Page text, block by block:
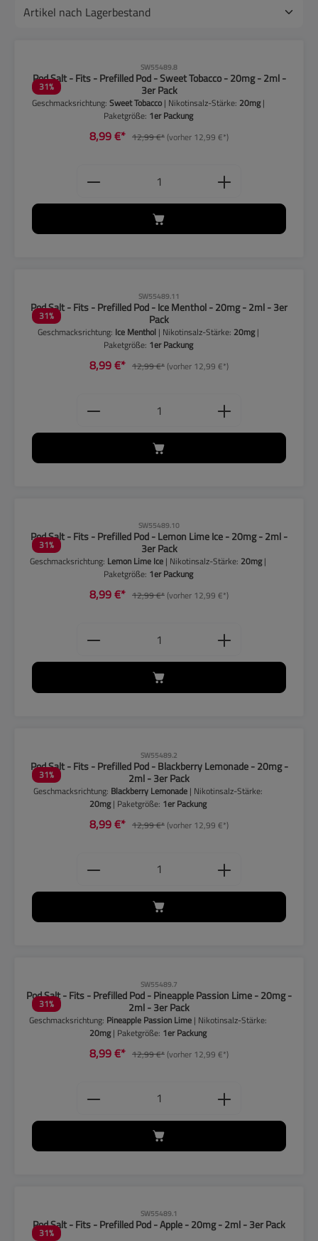
31%
SW55489.8
Pod Salt - Fits - Prefilled Pod - Sweet Tobacco - 20mg - 2ml -
3er Pack
Geschmacksrichtung: Sweet Tobacco | Nikotinsalz-Stärke: 20mg|
Paketgröße: 1er Packung
8,99 €* 12,99 €*(vorher 12,99 €*)
Produkt Anzahl: Gib den
31%
SW55489.11
Pod Salt - Fits - Prefilled Pod - Ice Menthol - 20mg - 2ml - 3er
Pack
Geschmacksrichtung: Ice Menthol | Nikotinsalz-Stärke: 20mg|
Paketgröße: 1er Packung
8,99 €* 12,99 €*(vorher 12,99 €*)
Produkt Anzahl: Gib den
31%
SW55489.10
Pod Salt - Fits - Prefilled Pod - Lemon Lime Ice - 20mg - 2ml -
3er Pack
Geschmacksrichtung: Lemon Lime Ice | Nikotinsalz-Stärke: 20mg|
Paketgröße: 1er Packung
8,99 €* 12,99 €*(vorher 12,99 €*)
Produkt Anzahl: Gib den
31%
SW55489.2
Pod Salt - Fits - Prefilled Pod - Blackberry Lemonade - 20mg -
2ml - 3er Pack
Geschmacksrichtung: Blackberry Lemonade | Nikotinsalz-Stärke:
20mg| Paketgröße: 1er Packung
8,99 €* 12,99 €*(vorher 12,99 €*)
Produkt Anzahl: Gib den
31%
SW55489.7
Pod Salt - Fits - Prefilled Pod - Pineapple Passion Lime - 20mg -
2ml - 3er Pack
Geschmacksrichtung: Pineapple Passion Lime | Nikotinsalz-Stärke:
20mg| Paketgröße: 1er Packung
8,99 €* 12,99 €*(vorher 12,99 €*)
Produkt Anzahl: Gib den
31%
SW55489.1
Pod Salt - Fits - Prefilled Pod - Apple - 20mg - 2ml - 3er Pack